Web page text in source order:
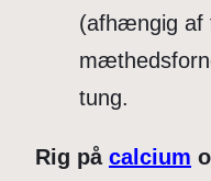
(afhængig af
tung.
Rig på calcium